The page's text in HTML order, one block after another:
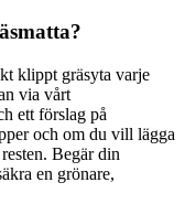
klippt gräsyta varje
via vårt
ett förslag på
och om du vill lägga
Begär din
en grönare,